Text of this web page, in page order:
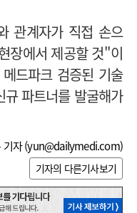
관계자가 직접 손으
장에서 제공할 것"이
드파크 검증된 기술
파트너를 발굴해가
기자 (yun@dailymedi.com)
기자의 다른기사보기